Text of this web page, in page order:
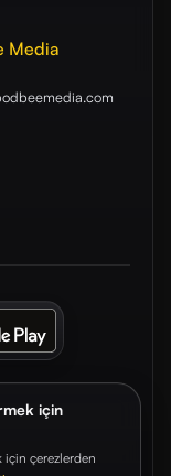
için
için çerezlerden
Media
.com